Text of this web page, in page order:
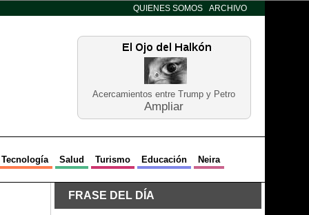
QUIENES SOMOS ARCHIVO
Acercamientos entre Trump y Petro
Ampliar
Tecnología Salud Turismo Educación Neira
FRASE DEL DÍA